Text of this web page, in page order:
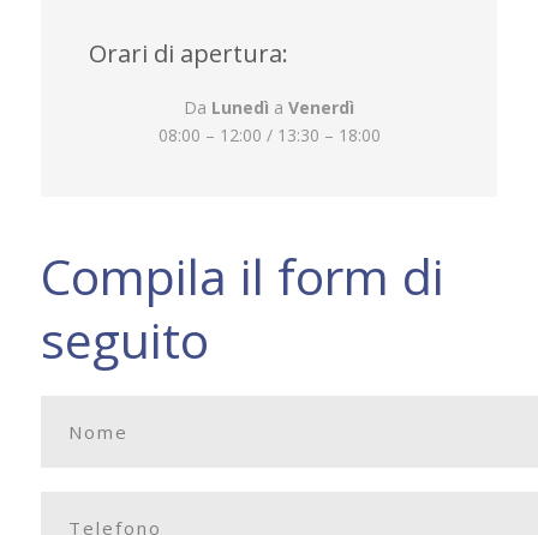
Orari di apertura:
Da Lunedì a Venerdì
08:00 – 12:00 / 13:30 – 18:00
Compila il form di
seguito